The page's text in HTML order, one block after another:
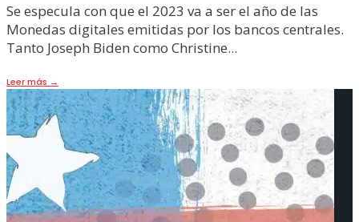
Se especula con que el 2023 va a ser el año de las
Monedas digitales emitidas por los bancos centrales.
Tanto Joseph Biden como Christine...
Leer más →